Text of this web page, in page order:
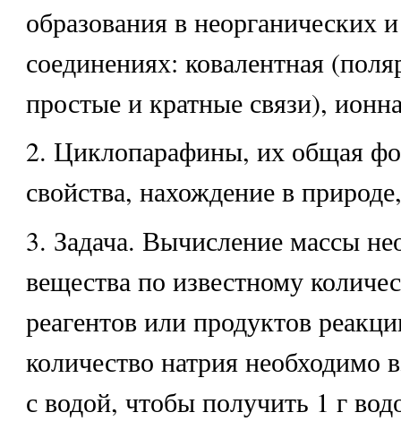
образования в неорганических
соединениях: ковалентная
простые и кратные связи),
2. Циклопарафины, их общая
свойства, нахождение в
3. Задача. Вычисление массы
вещества по известному
реагентов или продуктов
количество натрия необходимо
с водой, чтобы получить 1 г